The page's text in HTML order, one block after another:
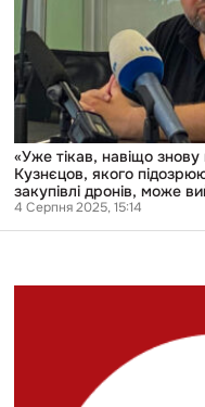
робити»:
«Слуга
Народу»
Кузнєцов,
якого
підозрюють
розкраданні
$80
тис.
на
закупівлі
дронів,
може
заставу
«Уже тікав, навіщо
Кузнєцов, якого
закупівлі дронів, може
4 Серпня 2025, 15:14